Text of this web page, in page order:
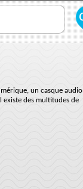
un casque audio
existe des multitudes de